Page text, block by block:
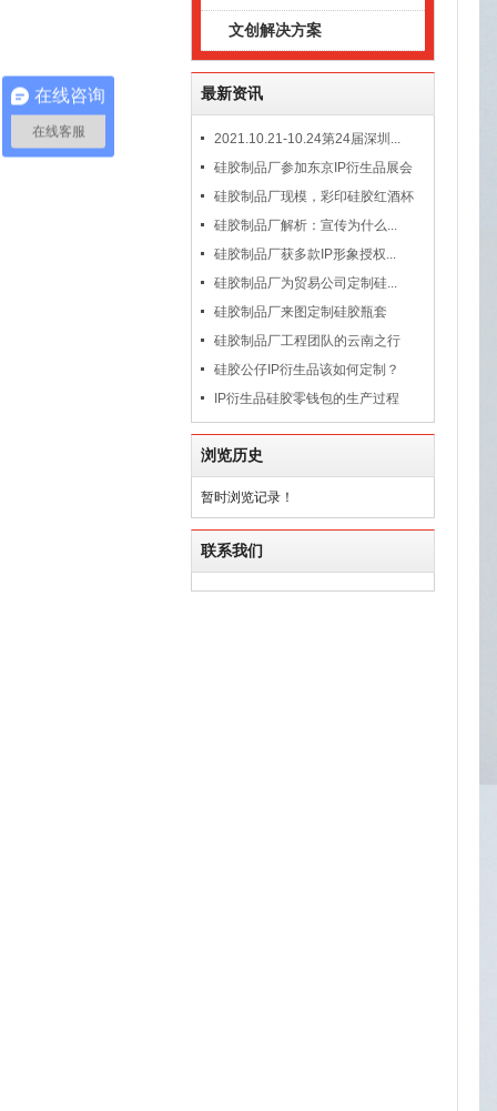
文创解决方案
最新资讯
2021.10.21-10.24第24届深圳...
硅胶制品厂参加东京IP衍生品展会
硅胶制品厂现模，彩印硅胶红酒杯
硅胶制品厂解析：宣传为什么...
硅胶制品厂获多款IP形象授权...
硅胶制品厂为贸易公司定制硅...
硅胶制品厂来图定制硅胶瓶套
硅胶制品厂工程团队的云南之行
硅胶公仔IP衍生品该如何定制？
IP衍生品硅胶零钱包的生产过程
浏览历史
暂时浏览记录！
联系我们
在线咨询
在线客服